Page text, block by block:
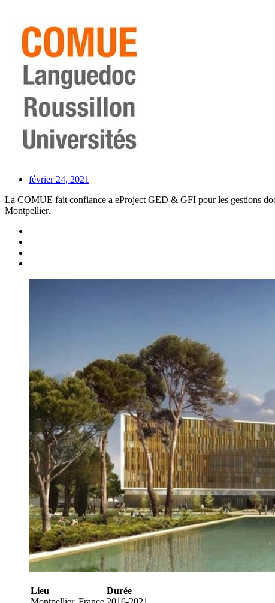
février 24, 2021
La COMUE fait confiance a eProject GED & GFI pour les gestions
Montpellier.
Lieu
Durée